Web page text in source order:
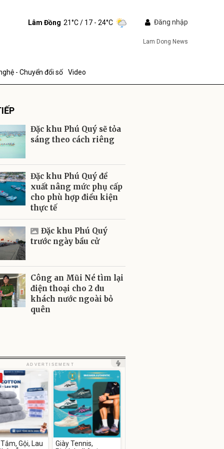
Lâm Đồng 21°C/ 17 - 24°C Đăng nhập
Lam Dong News
- Chuyển đổi số Video
Đặc khu Phú Quý sẽ tỏa
sáng theo cách riêng
Đặc khu Phú Quý đề
xuất nâng mức phụ cấp
cho phù hợp điều kiện
thực tế
Đặc khu Phú Quý
trước ngày bầu cử
Công an Mũi Né tìm lại
điện thoại cho 2 du
khách nước ngoài bỏ
quên
ADVERTISEMENT
Gội, Lau
Giày Tennis,